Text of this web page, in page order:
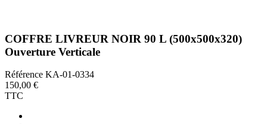
COFFRE LIVREUR NOIR 90 L (500x500x320)
Ouverture Verticale
Référence KA-01-0334
150,00 €
TTC